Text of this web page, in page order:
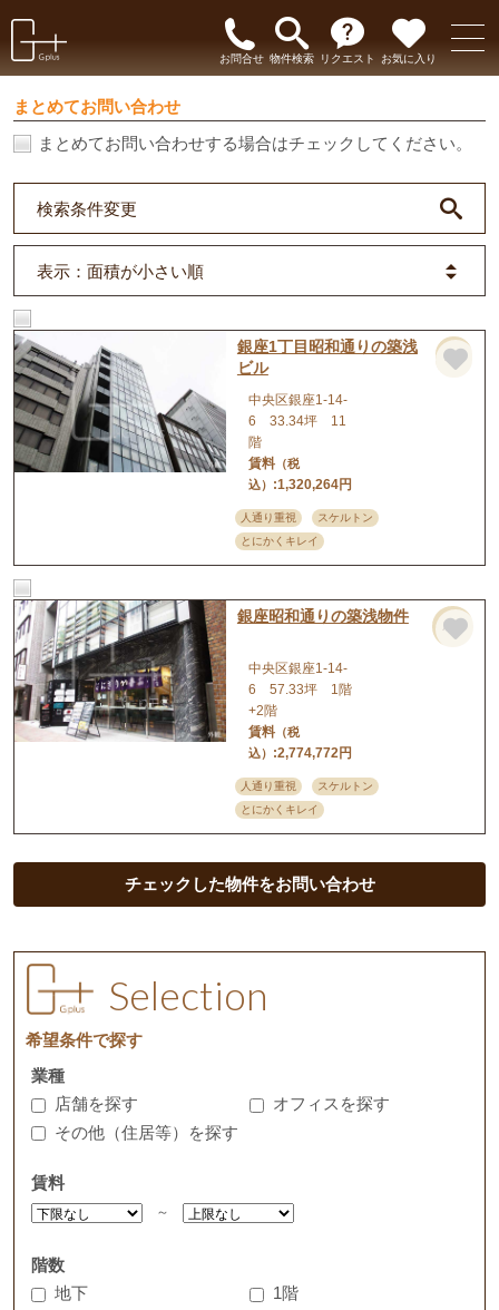
お問合せ 物件検索 リクエスト お気に入り
まとめてお問い合わせ
まとめてお問い合わせする場合はチェックしてください。
検索条件変更
表示 ：面積が小さい順
銀座1丁目昭和通りの築浅
ビル
店舗
中央区銀座1-14-
6 33.34坪 11
階
賃料（税
込） :1,320,264円
人通り重視
スケルトン
とにかくキレイ
銀座昭和通りの築浅物件
中央区銀座1-14-
6 57.33坪 1階
+2階
賃料（税
込） :2,774,772円
人通り重視
スケルトン
とにかくキレイ
チェックした物件をお問い合わせ
Selection
希望条件で探す
業種
店舗を探す
オフィスを探す
その他（住居等）を探す
賃料
～
階数
地下
1階